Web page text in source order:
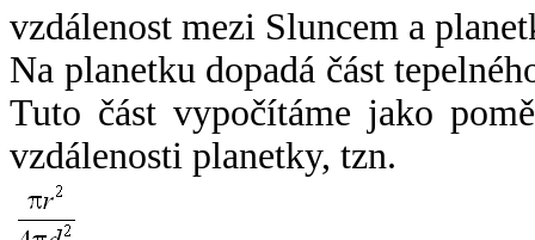
vzdálenost mezi Sluncem a
Na planetku dopadá část
Tuto část vypočítáme jako
vzdálenosti planetky, tzn.